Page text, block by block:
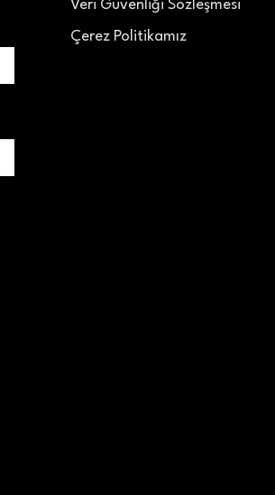
Veri Güvenliği Sözleşmesi
Çerez Politikamız